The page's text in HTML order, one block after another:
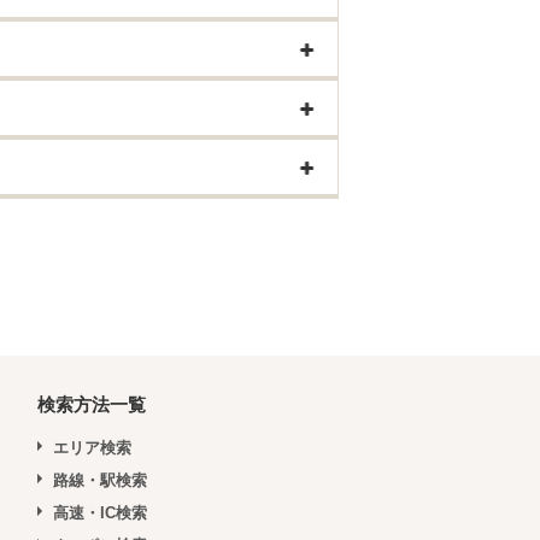
検索方法一覧
エリア検索
路線・駅検索
高速・IC検索